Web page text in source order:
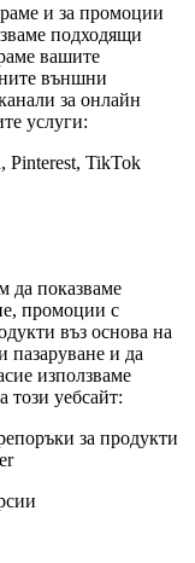
и за промоции
подходящи
вашите
външни
за онлайн
услуги:
Pinterest, TikTok
да показваме
промоции с
въз основа на
пазаруване и да
използваме
този уебсайт:
за продукти